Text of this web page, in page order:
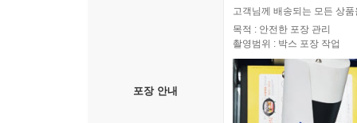
포장 안내
고객님께 배송되는 모든 상
목적 : 안전한 포장 관리
촬영범위 : 박스 포장 작업